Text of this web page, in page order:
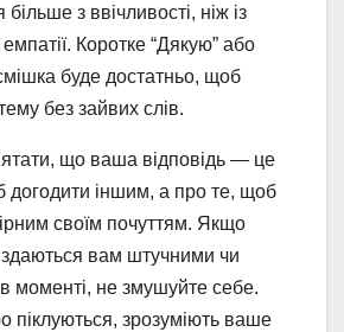
більше з ввічливості, ніж із
емпатії. Коротке “Дякую” або
буде достатньо, щоб
без зайвих слів.
що ваша відповідь — це
догодити іншим, а про те, щоб
своїм почуттям. Якщо
вам штучними чи
моменті, не змушуйте себе.
піклуються, зрозуміють ваше